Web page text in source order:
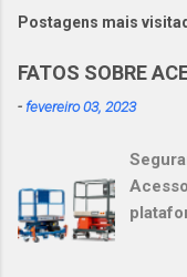
Postagens mais
FATOS SOBRE
- fevereiro 03, 2023